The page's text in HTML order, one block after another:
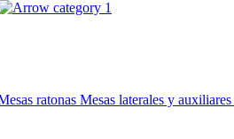
ratonas Mesas laterales y auxiliares